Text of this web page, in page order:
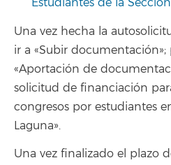
Estudiantes de la
Una vez hecha la
ir a «Subir
«Aportación de
solicitud de financiación
congresos por estudiantes
Laguna».
Una vez finalizado el plazo